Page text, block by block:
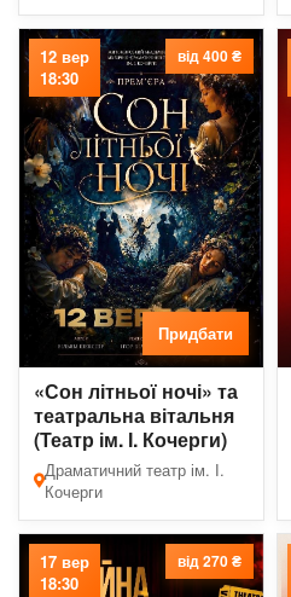
12 вер
18:30
від 400 ₴
Придбати
«Сон літньої ночі» та
театральна вітальня
(Театр ім. І. Кочерги)
Драматичний театр ім. І.
Кочерги
17 вер
18:30
від 270 ₴